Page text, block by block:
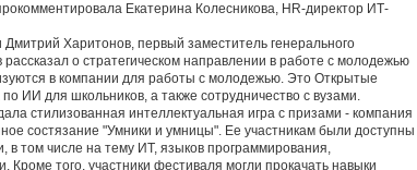
Екатерина Колесникова, HR-директор ИТ-
Харитонов, первый заместитель генерального
рассказал о стратегическом направлении в работе с молодежью
в компании для работы с молодежью. Это Открытые
ИИ для школьников, а также сотрудничество с вузами.
стилизованная интеллектуальная игра с призами - компания
состязание "Умники и умницы". Ее участникам были доступны
в том числе на тему ИТ, языков программирования,
Кроме того, участники фестиваля могли прокачать навыки